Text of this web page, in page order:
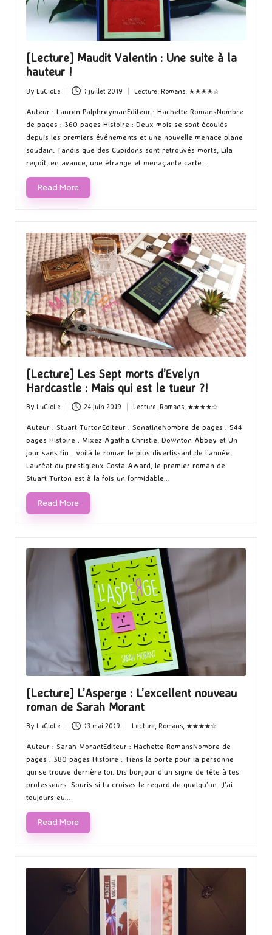
[Lecture] Maudit Valentin : Une suite à la
hauteur !
Posted
by
By LuCioLe 1 juillet 2019
Posted
in
Lecture, Romans, ★★★★☆
Auteur : Lauren PalphreymanEditeur : Hachette RomansNombre
de pages : 360 pages Histoire : Deux mois se sont écoulés
depuis les premiers événements et une nouvelle menace plane
soudain. Tandis que des Cupidons sont retrouvés morts, Lila
reçoit, en avance, une étrange et menaçante carte…
Read More
[Lecture] Les Sept morts d’Evelyn
Hardcastle : Mais qui est le tueur ?!
Posted
by
By LuCioLe 24 juin 2019
in
Lecture, Romans, ★★★★☆
Auteur : Stuart TurtonEditeur : SonatineNombre de pages : 544
pages Histoire : Mixez Agatha Christie, Downton Abbey et Un
jour sans fin... voilà le roman le plus divertissant de l'année.
Lauréat du prestigieux Costa Award, le premier roman de
Stuart Turton est à la fois un formidable…
Read More
[Lecture] L’Asperge : L’excellent nouveau
roman de Sarah Morant
Posted
by
By LuCioLe 13 mai 2019
in
Lecture, Romans, ★★★★☆
Auteur : Sarah MorantEditeur : Hachette RomansNombre de
pages : 380 pages Histoire : Tiens la porte pour la personne
qui se trouve derrière toi. Dis bonjour d'un signe de tête à tes
professeurs. Souris si tu croises le regard de quelqu'un. J'ai
toujours eu…
Read More